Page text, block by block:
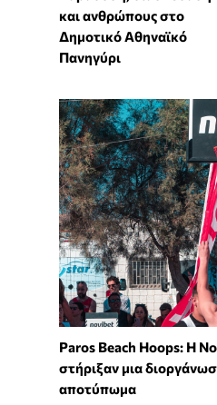
και ανθρώπους στο
Δημοτικό Αθηναϊκό
Πανηγύρι
Paros Beach Hoops: Η
στήριξαν μια
αποτύπωμα